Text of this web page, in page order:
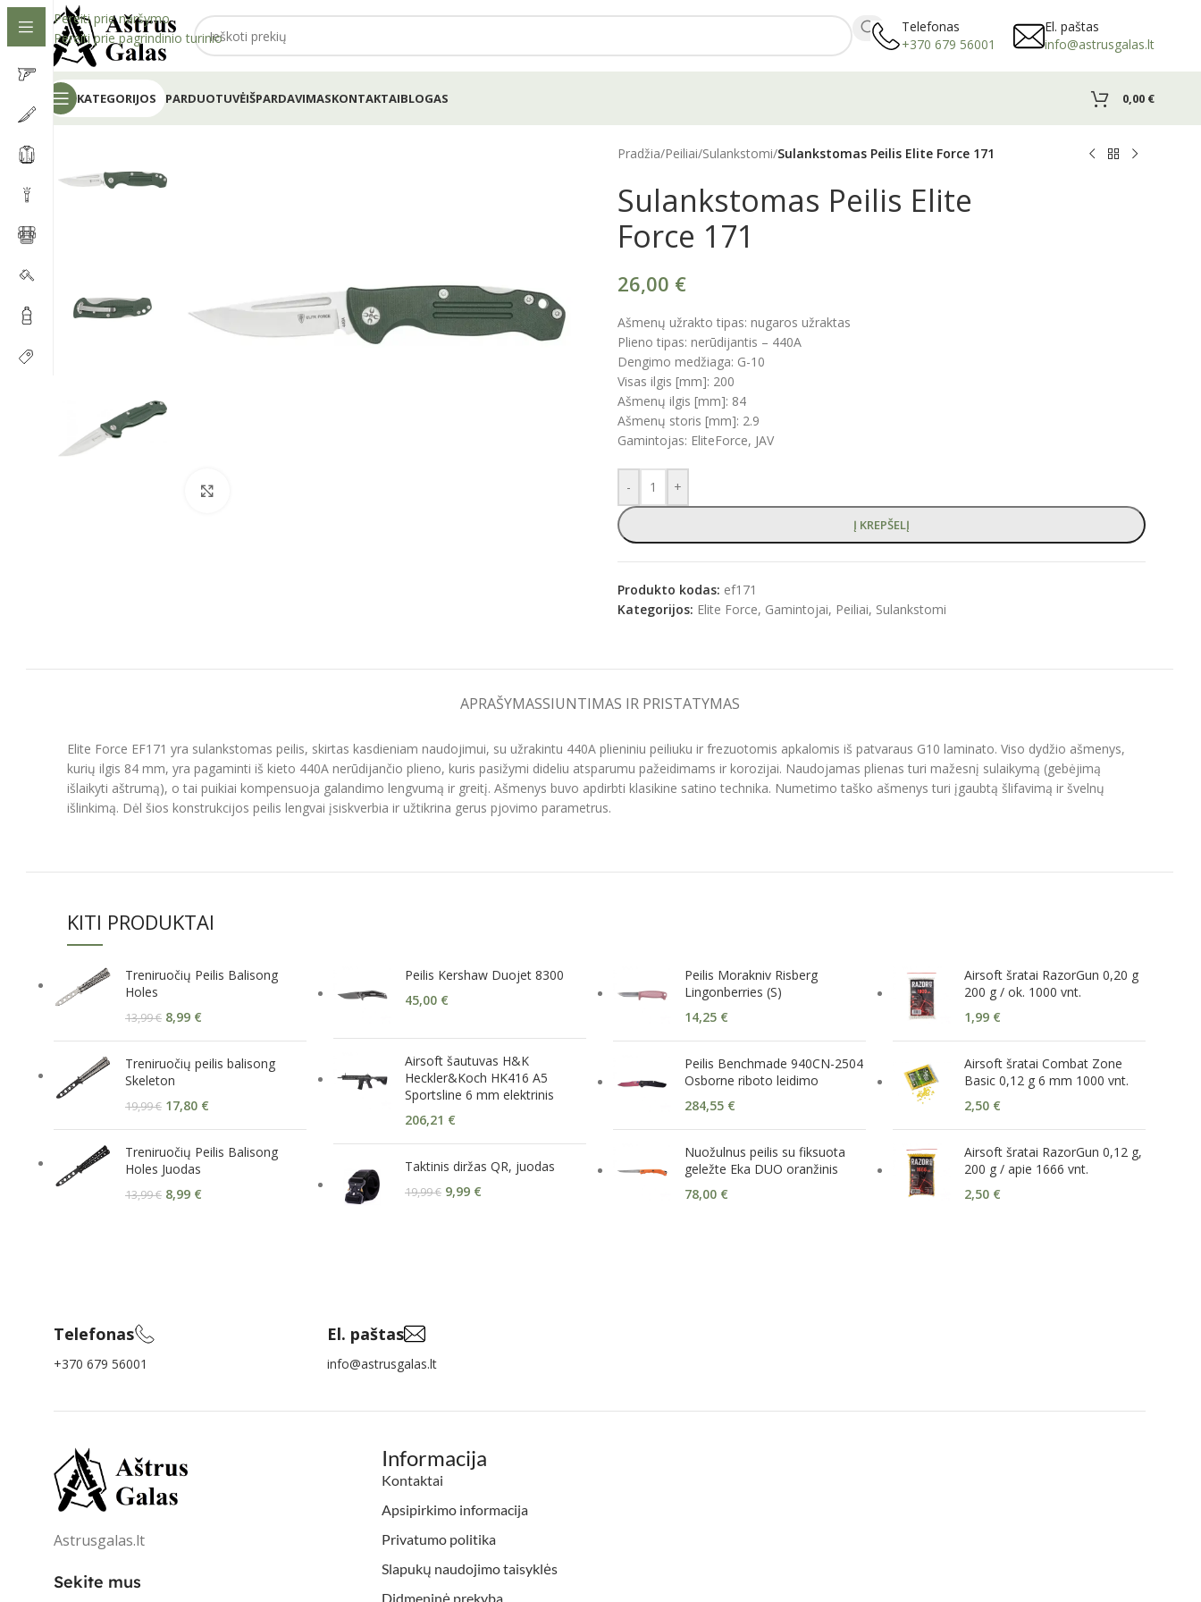
Pereiti prie naršymo
Pereiti prie pagrindinio turinio
Telefonas
+370 679 56001
El. paštas
info@astrusgalas.lt
KATEGORIJOS PARDUOTUVĖIŠPARDAVIMASKONTAKTAIBLOGAS 0,00 €
Pradžia/Peiliai/Sulankstomi/Sulankstomas Peilis Elite Force 171
Sulankstomas Peilis Elite
Force 171
26,00 €
Ašmenų užrakto tipas: nugaros užraktas
Plieno tipas: nerūdijantis – 440A
Dengimo medžiaga: G-10
Visas ilgis [mm]: 200
Ašmenų ilgis [mm]: 84
Ašmenų storis [mm]: 2.9
Gamintojas: EliteForce, JAV
- +
Į KREPŠELĮ
Produkto kodas: ef171
Kategorijos: Elite Force, Gamintojai, Peiliai, Sulankstomi
APRAŠYMASSIUNTIMAS IR PRISTATYMAS
Elite Force EF171 yra sulankstomas peilis, skirtas kasdieniam naudojimui, su užrakintu 440A plieniniu peiliuku ir frezuotomis apkalomis iš patvaraus G10 laminato. Viso dydžio ašmenys,
kurių ilgis 84 mm, yra pagaminti iš kieto 440A nerūdijančio plieno, kuris pasižymi dideliu atsparumu pažeidimams ir korozijai. Naudojamas plienas turi mažesnį sulaikymą (gebėjimą
išlaikyti aštrumą), o tai puikiai kompensuoja galandimo lengvumą ir greitį. Ašmenys buvo apdirbti klasikine satino technika. Numetimo taško ašmenys turi įgaubtą šlifavimą ir švelnų
išlinkimą. Dėl šios konstrukcijos peilis lengvai įsiskverbia ir užtikrina gerus pjovimo parametrus.
KITI PRODUKTAI
Treniruočių Peilis Balisong
Holes
13,99€ 8,99 €
Treniruočių peilis balisong
Skeleton
19,99€ 17,80 €
Treniruočių Peilis Balisong
Holes Juodas
13,99€ 8,99 €
Peilis Kershaw Duojet 8300
45,00 €
Airsoft šautuvas H&K
Heckler&Koch HK416 A5
Sportsline 6 mm elektrinis
206,21 €
Taktinis diržas QR, juodas
19,99€ 9,99 €
Peilis Morakniv Risberg
Lingonberries (S)
14,25 €
Peilis Benchmade 940CN-2504
Osborne riboto leidimo
284,55 €
Nuožulnus peilis su fiksuota
geležte Eka DUO oranžinis
78,00 €
Airsoft šratai RazorGun 0,20 g
200 g / ok. 1000 vnt.
1,99 €
Airsoft šratai Combat Zone
Basic 0,12 g 6 mm 1000 vnt.
2,50 €
Airsoft šratai RazorGun 0,12 g,
200 g / apie 1666 vnt.
2,50 €
Telefonas
+370 679 56001
El. paštas
info@astrusgalas.lt
Astrusgalas.lt
Sekite mus
Informacija
Kontaktai
Apsipirkimo informacija
Privatumo politika
Slapukų naudojimo taisyklės
Didmeninė prekyba